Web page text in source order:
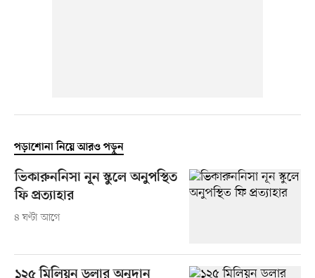
পড়াশোনা নিয়ে আরও পড়ুন
ভিকারুননিসা নূন স্কুলে অনুপস্থিত
ফি প্রত্যাহার
৪ ঘণ্টা আগে